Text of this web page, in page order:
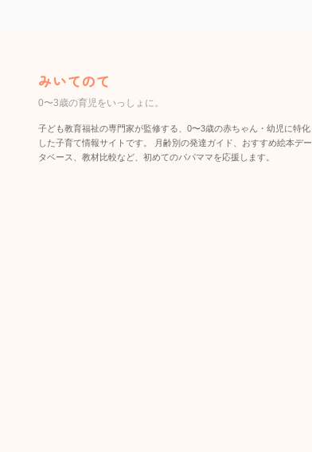
みいてのて
0〜3歳の育児をいっしょに。
子ども教育福祉の専門家が監修する、0〜3歳の赤ちゃん・幼児に特化
した子育て情報サイトです。 月齢別の発達ガイド、おすすめ絵本デー
タベース、教材比較など、初めてのパパママを応援します。